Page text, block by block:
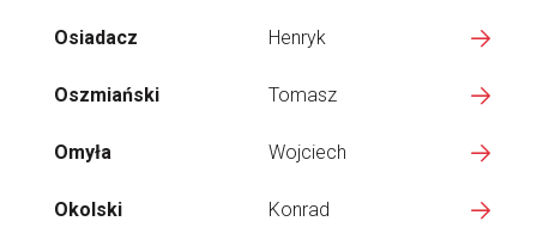
Osiadacz Henryk
Oszmiański Tomasz
Omyła Wojciech
Okolski Konrad